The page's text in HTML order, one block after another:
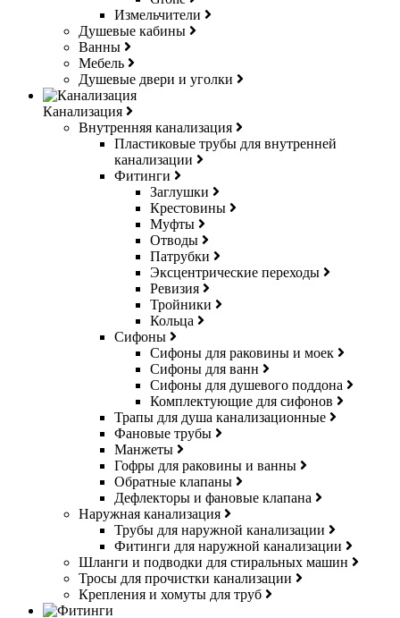
Измельчители
Душевые кабины
Ванны
Мебель
Душевые двери и уголки
Канализация
Внутренняя канализация
Пластиковые трубы для внутренней
канализации
Фитинги
Заглушки
Крестовины
Муфты
Отводы
Патрубки
Эксцентрические переходы
Ревизия
Тройники
Кольца
Сифоны
Сифоны для раковины и моек
Сифоны для ванн
Сифоны для душевого поддона
Комплектующие для сифонов
Трапы для душа канализационные
Фановые трубы
Манжеты
Гофры для раковины и ванны
Обратные клапаны
Дефлекторы и фановые клапана
Наружная канализация
Трубы для наружной канализации
Фитинги для наружной канализации
Шланги и подводки для стиральных машин
Тросы для прочистки канализации
Крепления и хомуты для труб